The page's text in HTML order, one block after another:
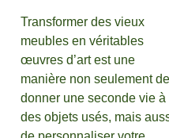
Transformer des vieux
meubles en véritables
œuvres d’art est une
manière non seulement de
donner une seconde vie à
des objets usés, mais